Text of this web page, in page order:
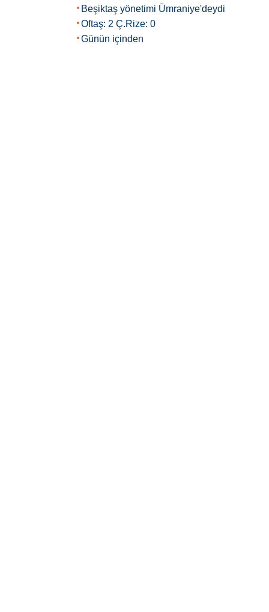
Beşiktaş yönetimi Ümraniye'deydi
Oftaş: 2 Ç.Rize: 0
Günün içinden